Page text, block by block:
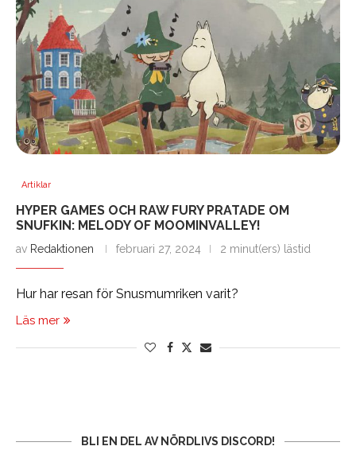
Artiklar
HYPER GAMES OCH RAW FURY PRATADE OM
SNUFKIN: MELODY OF MOOMINVALLEY!
av Redaktionen februari 27, 2024 2 minut(ers) lästid
Hur har resan för Snusmumriken varit?
Läs mer
BLI EN DEL AV NÖRDLIVS DISCORD!